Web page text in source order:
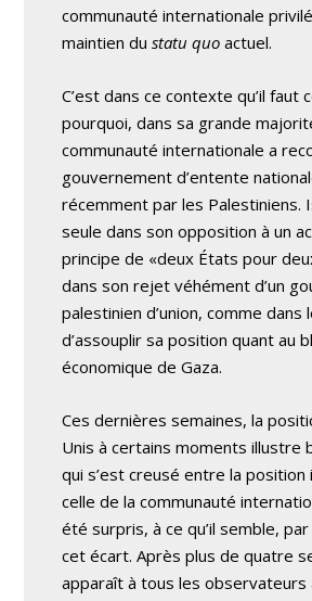
communauté internationale
maintien dustatu quo actuel.
C’est dans ce contexte qu’il faut
pourquoi, dans sa grande
communauté internationale a
gouvernement d’entente
récemment par les Palestiniens.
seule dans son opposition à un
principe de «deux États pour
dans son rejet véhément d’un
palestinien d’union, comme dans
d’assouplir sa position quant au
économique de Gaza.
Ces dernières semaines, la
Unis à certains moments illustre
qui s’est creusé entre la
celle de la communauté
été surpris, à ce qu’il semble, par
cet écart. Après plus de quatre
apparaît à tous les